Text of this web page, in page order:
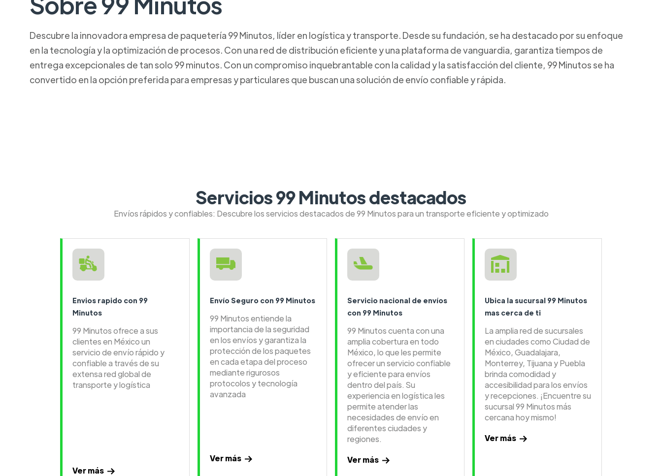
Descubre la innovadora empresa de paquetería 99 Minutos, líder en logística y transporte. Desde su fundación, se ha destacado por su enfoque
en la tecnología y la optimización de procesos. Con una red de distribución eficiente y una plataforma de vanguardia, garantiza tiempos de
entrega excepcionales de tan solo 99 minutos. Con un compromiso inquebrantable con la calidad y la satisfacción del cliente, 99 Minutos se ha
convertido en la opción preferida para empresas y particulares que buscan una solución de envío confiable y rápida.
Servicios 99 Minutos destacados
Envíos rápidos y confiables: Descubre los servicios destacados de 99 Minutos para un transporte eficiente y optimizado
Envios rapido con 99
Minutos
99 Minutos ofrece a sus
clientes en México un
servicio de envío rápido y
confiable a través de su
extensa red global de
transporte y logística
Ver más
Envío Seguro con 99 Minutos
99 Minutos entiende la
importancia de la seguridad
en los envíos y garantiza la
protección de los paquetes
en cada etapa del proceso
mediante rigurosos
protocolos y tecnología
avanzada
Ver más
Servicio nacional de envíos
con 99 Minutos
99 Minutos cuenta con una
amplia cobertura en todo
México, lo que les permite
ofrecer un servicio confiable
y eficiente para envíos
dentro del país. Su
experiencia en logística les
permite atender las
necesidades de envío en
diferentes ciudades y
regiones.
Ver más
Ubica la sucursal 99 Minutos
mas cerca de ti
La amplia red de sucursales
en ciudades como Ciudad de
México, Guadalajara,
Monterrey, Tijuana y Puebla
brinda comodidad y
accesibilidad para los envíos
y recepciones. ¡Encuentre su
sucursal 99 Minutos más
cercana hoy mismo!
Ver más